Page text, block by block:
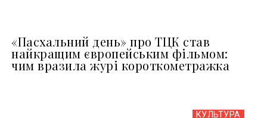
«Пасхальний день» про ТЦК став
найкращим європейським фільмом:
чим вразила журі короткометражка
КУЛЬТУРА